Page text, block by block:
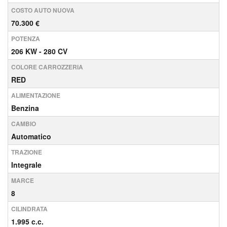
COSTO AUTO NUOVA
70.300 €
POTENZA
206 KW - 280 CV
COLORE CARROZZERIA
RED
ALIMENTAZIONE
Benzina
CAMBIO
Automatico
TRAZIONE
Integrale
MARCE
8
CILINDRATA
1.995 c.c.